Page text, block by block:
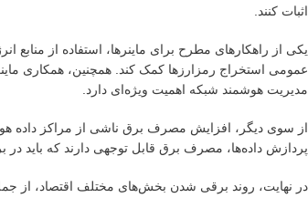
اثبات کنند.
یکی از راهکارهای مطرح برای ماینرها، استفاده از
عمومی استخراج رمزارزها کمک کند. همچنین، همکاری
مدیریت هوشمند شبکه اهمیت ویژه‌ای دارد.
از سوی دیگر، افزایش مصرف برق ناشی از مراکز داده
پردازش داده‌ها، مصرف برق قابل توجهی دارند که باید
در نهایت، روند برقی شدن بخش‌های مختلف اقتصاد، از